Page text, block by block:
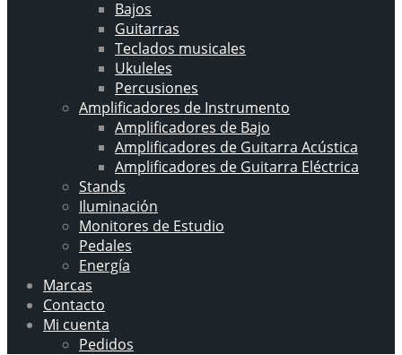
Bajos
Guitarras
Teclados musicales
Ukuleles
Percusiones
Amplificadores de Instrumento
Amplificadores de Bajo
Amplificadores de Guitarra Acústica
Amplificadores de Guitarra Eléctrica
Stands
Iluminación
Monitores de Estudio
Pedales
Energía
Marcas
Contacto
Mi cuenta
Pedidos